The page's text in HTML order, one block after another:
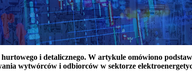
i detalicznego. W artykule omówiono
wytwórców i odbiorców w sektorze